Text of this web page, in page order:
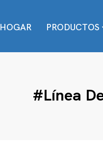
HOGAR PRODUCTOS
#Línea